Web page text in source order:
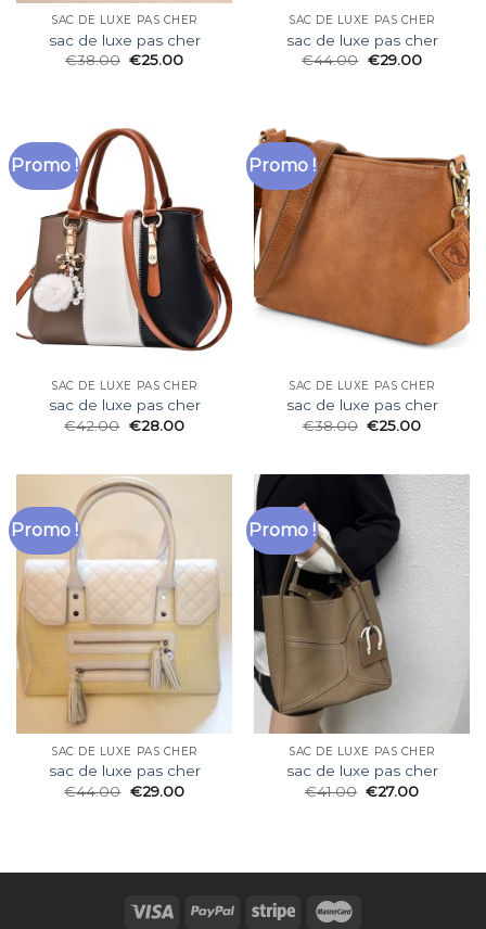
SAC DE LUXE PAS CHER
sac de luxe pas cher
€38.00 €25.00
SAC DE LUXE PAS CHER
sac de luxe pas cher
€44.00 €29.00
Promo !
SAC DE LUXE PAS CHER
sac de luxe pas cher
€42.00 €28.00
Promo !
SAC DE LUXE PAS CHER
sac de luxe pas cher
€38.00 €25.00
Promo !
SAC DE LUXE PAS CHER
sac de luxe pas cher
€44.00 €29.00
Promo !
SAC DE LUXE PAS CHER
sac de luxe pas cher
€41.00 €27.00